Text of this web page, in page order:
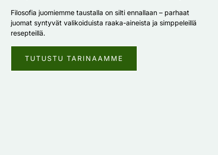
Filosofia juomiemme taustalla on silti ennallaan – parhaat
juomat syntyvät valikoiduista raaka-aineista ja simppeleillä
resepteillä.
TUTUSTU TARINAAMME